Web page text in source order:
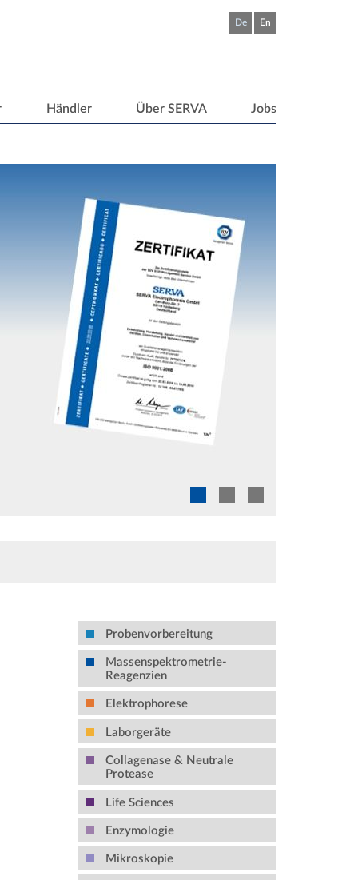
De En
Händler Über SERVA Jobs
Probenvorbereitung
Massenspektrometrie-
Reagenzien
Elektrophorese
Laborgeräte
Collagenase & Neutrale
Protease
Life Sciences
Enzymologie
Mikroskopie